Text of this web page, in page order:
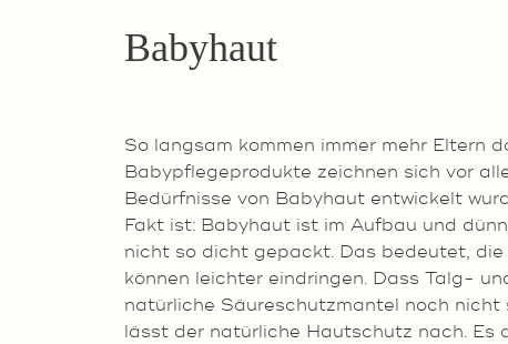
Babyhaut
So langsam kommen immer mehr Eltern
Babypflegeprodukte zeichnen sich vor
Bedürfnisse von Babyhaut entwickelt
Fakt ist: Babyhaut ist im Aufbau und
nicht so dicht gepackt. Das bedeutet,
können leichter eindringen. Dass Talg-
natürliche Säureschutzmantel noch
lässt der natürliche Hautschutz nach. Es